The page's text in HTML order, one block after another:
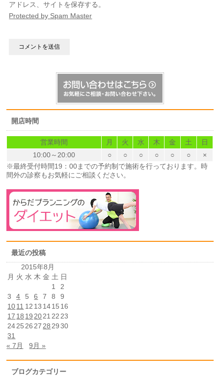
アドレス、サイトを保存する。
Protected by Spam Master
開店時間
営業時間 月 火 水 木 金 土
日
10:00～20:00
○ ○ ○ ○ ○ ○
×
※最終受付時間19：00までの予約制で施術を行っております。時
間外の診察もお気軽にご相談ください。
最近の投稿
2015年8月
月 火 水 木 金 土 日
1
2
3
4 5 6 7 8
9
1011 12 13 1415 16
17 18 19 2021 22 23
2425 26 27 28 29 30
31
« 7月
9月 »
ブログカテゴリー